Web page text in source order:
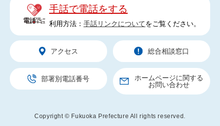
手話で電話をする
利用方法： 手話リンクについてをご覧ください。
アクセス 総合相談窓口
部署別電話番号
ホームページに関する
お問い合わせ
Copyright © Fukuoka Prefecture All rights reserved.